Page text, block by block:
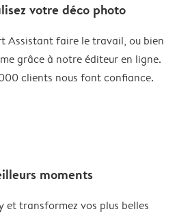
votre déco photo
Assistant faire le travail, ou bien
grâce à notre éditeur en ligne.
clients nous font confiance.
moments
et transformez vos plus belles